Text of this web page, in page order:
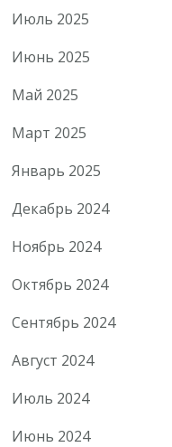
Июль 2025
Июнь 2025
Май 2025
Март 2025
Январь 2025
Декабрь 2024
Ноябрь 2024
Октябрь 2024
Сентябрь 2024
Август 2024
Июль 2024
Июнь 2024